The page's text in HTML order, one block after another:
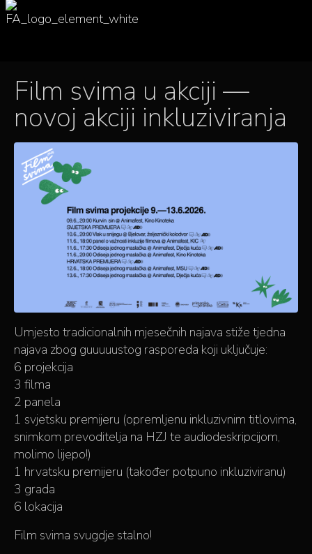
Film svima u akciji —
novoj akciji inkluziviranja
Umjesto tradicionalnih mjesečnih najava stiže tjedna
najava zbog guuuuustog rasporeda koji uključuje:
6 projekcija
3 filma
2 panela
1 svjetsku premijeru (opremljenu inkluzivnim titlovima,
snimkom prevoditelja na HZJ te audiodeskripcijom,
molimo lijepo!)
1 hrvatsku premijeru (također potpuno inkluziviranu)
3 grada
6 lokacija
Film svima svugdje stalno!